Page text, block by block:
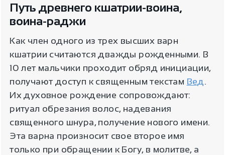
Путь древнего кшатрии-воина,
воина-раджи
Как член одного из трех высших варн
кшатрии считаются дважды рожденными. В
10 лет мальчики проходит обряд инициации,
получают доступ к священным текстам Вед.
Их духовное рождение сопровождают:
ритуал обрезания волос, надевания
священного шнура, получение нового имени.
Эта варна произносит свое второе имя
только при обращении к Богу, в молитве, а